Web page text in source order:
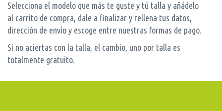
Selecciona el modelo que más te guste y tú talla y añádelo
al carrito de compra, dale a finalizar y rellena tus datos,
dirección de envío y escoge entre nuestras formas de pago.
Si no aciertas con la talla, el cambio, uno por talla es
totalmente gratuito.